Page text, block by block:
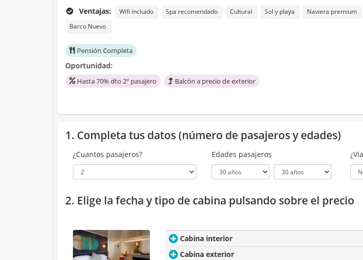
Ventajas:
Wifi incluido Spa recomendado Cultural Sol y playa Naviera premium
Barco Nuevo
Pensión Completa
Oportunidad:
Hasta 70% dto 2º pasajero Balcón a precio de exterior
1. Completa tus datos (número de pasajeros y edades)
¿Cuantos pasajeros? Edades pasajeros
2. Elige la fecha y tipo de cabina pulsando sobre el precio
Cabina interior
Cabina exterior